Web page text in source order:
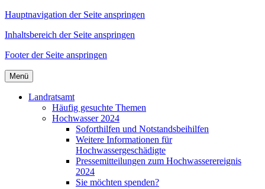
Hauptnavigation der Seite anspringen
Inhaltsbereich der Seite anspringen
Footer der Seite anspringen
Menü
Landratsamt
Häufig gesuchte Themen
Hochwasser 2024
Soforthilfen und Notstandsbeihilfen
Weitere Informationen für
Hochwassergeschädigte
Pressemitteilungen zum Hochwasserereignis
2024
Sie möchten spenden?